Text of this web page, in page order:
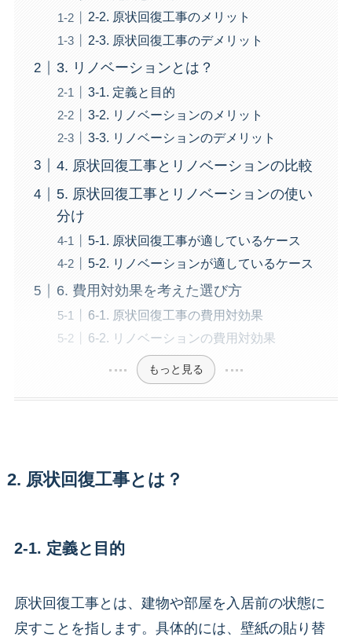
2-2. 原状回復工事のメリット
2-3. 原状回復工事のデメリット
3. リノベーションとは？
3-1. 定義と目的
3-2. リノベーションのメリット
3-3. リノベーションのデメリット
4. 原状回復工事とリノベーションの比較
5. 原状回復工事とリノベーションの使い
分け
5-1. 原状回復工事が適しているケース
5-2. リノベーションが適しているケース
6. 費用対効果を考えた選び方
6-1. 原状回復工事の費用対効果
6-2. リノベーションの費用対効果
もっと見る
2. 原状回復工事とは？
2-1. 定義と目的
原状回復工事とは、建物や部屋を入居前の状態に
戻すことを指します。具体的には、壁紙の貼り替